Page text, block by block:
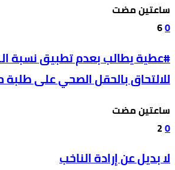
‫‫‫‏‫ساعتين مضت‬
0
6
للالتحاق بالحقل الصحي على طلبة
‫‫‫‏‫ساعتين مضت‬
0
2
لا بديل عن إرادة الناخب